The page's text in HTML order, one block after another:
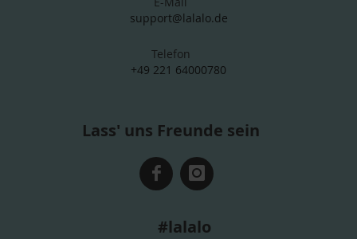
support@lalalo.de
Telefon
+49 221 64000780
Lass' uns Freunde sein
#lalalo